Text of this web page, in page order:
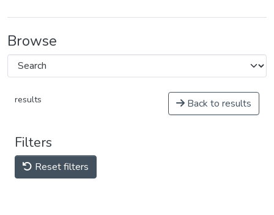
Browse
results Back to results
Filters
Reset filters